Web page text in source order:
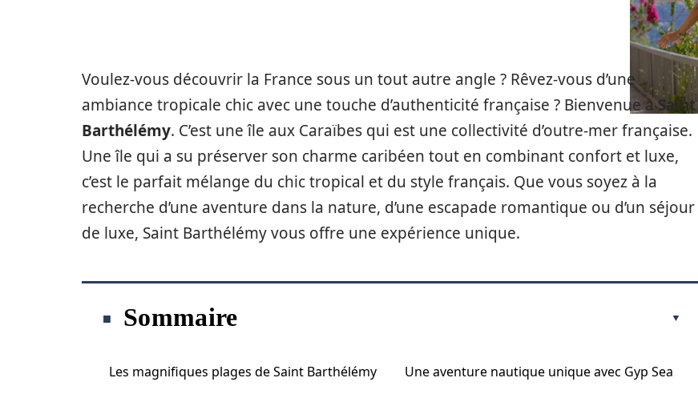
Voulez-vous découvrir la France sous un tout autre angle ? Rêvez-vous d’une
ambiance tropicale chic avec une touche d’authenticité française ? Bienvenue àSaint
Barthélémy. C’est une île aux Caraïbes qui est une collectivité d’outre-mer française.
Une île qui a su préserver son charme caribéen tout en combinant confort et luxe,
c’est le parfait mélange du chic tropical et du style français. Que vous soyez à la
recherche d’une aventure dans la nature, d’une escapade romantique ou d’un séjour
de luxe, Saint Barthélémy vous offre une expérience unique.
Sommaire
Les magnifiques plages de Saint Barthélémy Une aventure nautique unique avec Gyp Sea